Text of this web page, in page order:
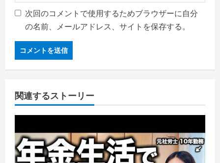
次回のコメントで使用するためブラウザーに自分
の名前、メールアドレス、サイトを保存する。
関連するストーリー